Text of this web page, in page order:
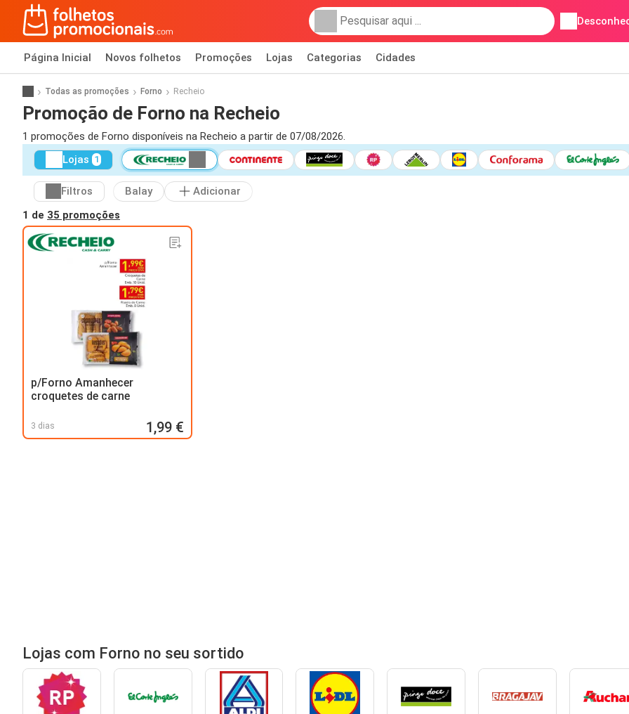
Página Inicial Novos folhetos Promoções Lojas Categorias Cidades
Todas as promoções Forno Recheio
Promoção de Forno na Recheio
1 promoções de Forno disponíveis na Recheio a partir de 07/08/2026.
Lojas 1
Filtros Balay
Adicionar
1 de 35 promoções
p/Forno Amanhecer
croquetes de carne
3 dias 1,99 €
Lojas com Forno no seu sortido